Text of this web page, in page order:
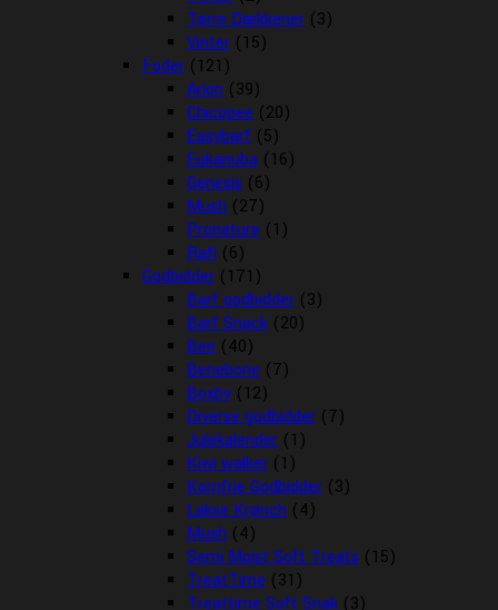
Tørre Dækkener (3)
Vinter (15)
Foder (121)
Arion (39)
Chicopee (20)
Easybarf (5)
Eukanuba (16)
Genesis (6)
Mush (27)
Pronature (1)
Rafi (6)
Godbidder (171)
Barf godbidder (3)
Barf Snack (20)
Ben (40)
Benebone (7)
Boxby (12)
Diverse godbidder (7)
Julekalender (1)
Kiwi walker (1)
Kornfrie Godbidder (3)
Lakse Krønch (4)
Mush (4)
Semi Moist Soft Treats (15)
TreatTime (31)
Treattime Soft Snak (3)